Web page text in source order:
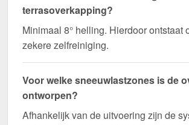
terrasoverkapping?
Minimaal 8° helling. Hierdoor ontstaat
zekere zelfreiniging.
Voor welke sneeuwlastzones is de
ontworpen?
Afhankelijk van de uitvoering zijn de